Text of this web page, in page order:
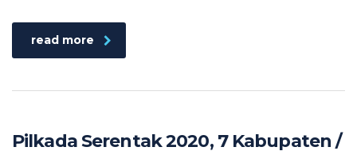
read more
Pilkada Serentak 2020, 7 Kabupaten /